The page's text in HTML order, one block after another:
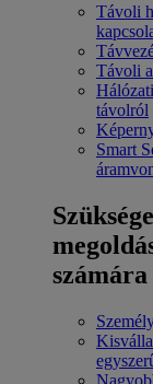
Távoli
Távoli
távolról
Smart
számára